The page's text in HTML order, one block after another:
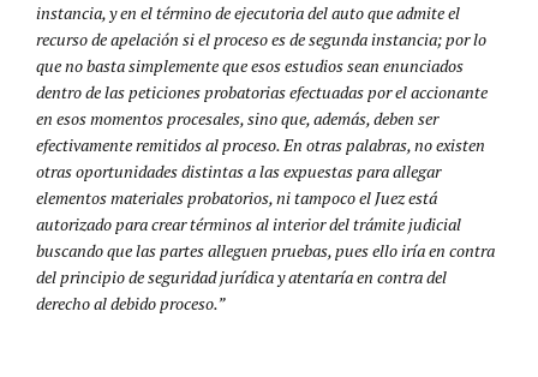
instancia, y en el término de ejecutoria del auto que admite el
recurso de apelación si el proceso es de segunda instancia; por lo
que no basta simplemente que esos estudios sean enunciados
dentro de las peticiones probatorias efectuadas por el accionante
en esos momentos procesales, sino que, además, deben ser
efectivamente remitidos al proceso. En otras palabras, no existen
otras oportunidades distintas a las expuestas para allegar
elementos materiales probatorios, ni tampoco el Juez está
autorizado para crear términos al interior del trámite judicial
buscando que las partes alleguen pruebas, pues ello iría en contra
del principio de seguridad jurídica y atentaría en contra del
derecho al debido proceso.”